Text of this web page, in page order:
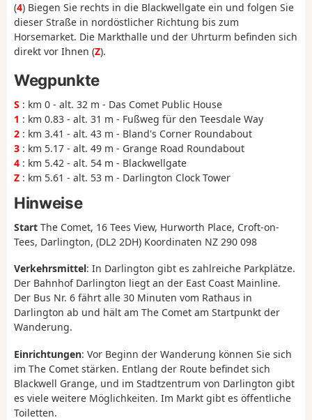
(4) Biegen Sie rechts in die Blackwellgate ein und folgen Sie
dieser Straße in nordöstlicher Richtung bis zum
Horsemarket. Die Markthalle und der Uhrturm befinden sich
direkt vor Ihnen (Z).
Wegpunkte
S : km 0 - alt. 32 m - Das Comet Public House
1 : km 0.83 - alt. 31 m - Fußweg für den Teesdale Way
2 : km 3.41 - alt. 43 m - Bland's Corner Roundabout
3 : km 5.17 - alt. 49 m - Grange Road Roundabout
4 : km 5.42 - alt. 54 m - Blackwellgate
Z : km 5.61 - alt. 53 m - Darlington Clock Tower
Hinweise
Start The Comet, 16 Tees View, Hurworth Place, Croft-on-
Tees, Darlington, (DL2 2DH) Koordinaten NZ 290 098
Verkehrsmittel: In Darlington gibt es zahlreiche Parkplätze.
Der Bahnhof Darlington liegt an der East Coast Mainline.
Der Bus Nr. 6 fährt alle 30 Minuten vom Rathaus in
Darlington ab und hält am The Comet am Startpunkt der
Wanderung.
Einrichtungen: Vor Beginn der Wanderung können Sie sich
im The Comet stärken. Entlang der Route befindet sich
Blackwell Grange, und im Stadtzentrum von Darlington gibt
es viele weitere Möglichkeiten. Im Markt gibt es öffentliche
Toiletten.